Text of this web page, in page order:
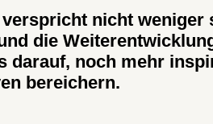
nicht
die
darauf, noch mehr
bereichern.